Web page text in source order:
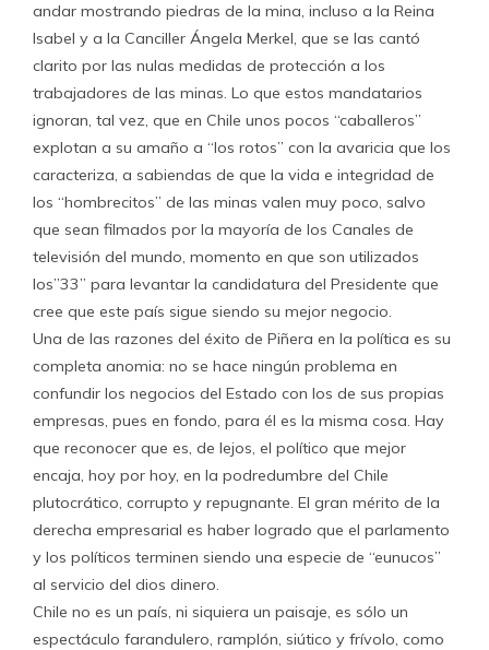
andar mostrando piedras de la mina, incluso a la Reina
Isabel y a la Canciller Ángela Merkel, que se las cantó
clarito por las nulas medidas de protección a los
trabajadores de las minas. Lo que estos mandatarios
ignoran, tal vez, que en Chile unos pocos “caballeros”
explotan a su amaño a “los rotos” con la avaricia que los
caracteriza, a sabiendas de que la vida e integridad de
los “hombrecitos” de las minas valen muy poco, salvo
que sean filmados por la mayoría de los Canales de
televisión del mundo, momento en que son utilizados
los”33” para levantar la candidatura del Presidente que
cree que este país sigue siendo su mejor negocio.
Una de las razones del éxito de Piñera en la política es su
completa anomia: no se hace ningún problema en
confundir los negocios del Estado con los de sus propias
empresas, pues en fondo, para él es la misma cosa. Hay
que reconocer que es, de lejos, el político que mejor
encaja, hoy por hoy, en la podredumbre del Chile
plutocrático, corrupto y repugnante. El gran mérito de la
derecha empresarial es haber logrado que el parlamento
y los políticos terminen siendo una especie de “eunucos”
al servicio del dios dinero.
Chile no es un país, ni siquiera un paisaje, es sólo un
espectáculo farandulero, ramplón, siútico y frívolo, como